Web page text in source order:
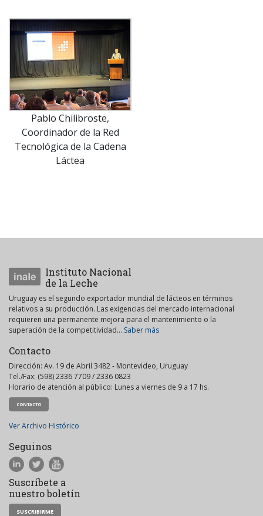
Pablo Chilibroste,
Coordinador de la Red
Tecnológica de la Cadena
Láctea
Instituto Nacional
de la Leche
Uruguay es el segundo exportador mundial de lácteos en términos
relativos a su producción. Las exigencias del mercado internacional
requieren una permanente mejora para el mantenimiento o la
superación de la competitividad... Saber más
Contacto
Dirección: Av. 19 de Abril 3482 - Montevideo, Uruguay
Tel./Fax: (598) 2336 7709 / 2336 0823
Horario de atención al público: Lunes a viernes de 9 a 17 hs.
CONTACTO
Ver Archivo Histórico
Seguinos
Suscríbete a
nuestro boletín
SUSCRIBIRME